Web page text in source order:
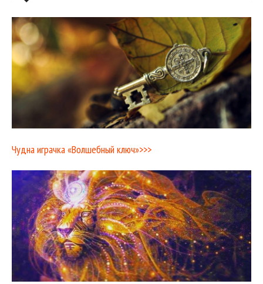
Чудна играчка «Волшебный ключ»>>>